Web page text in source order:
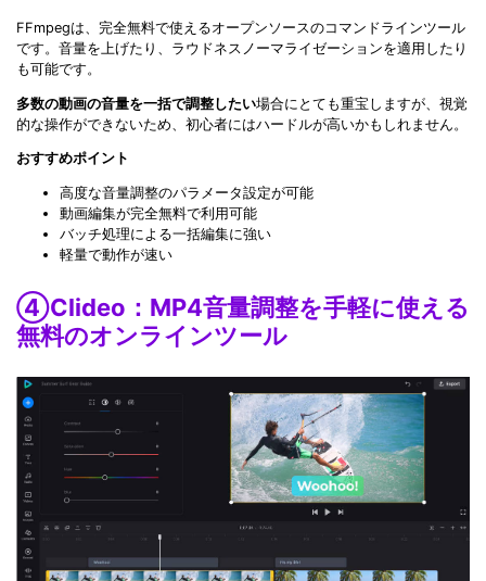
FFmpegは、完全無料で使えるオープンソースのコマンドラインツール
です。音量を上げたり、ラウドネスノーマライゼーションを適用したり
も可能です。
多数の動画の音量を一括で調整したい場合にとても重宝しますが、視覚
的な操作ができないため、初心者にはハードルが高いかもしれません。
おすすめポイント
高度な音量調整のパラメータ設定が可能
動画編集が完全無料で利用可能
バッチ処理による一括編集に強い
軽量で動作が速い
④Clideo：MP4音量調整を手軽に使える
無料のオンラインツール